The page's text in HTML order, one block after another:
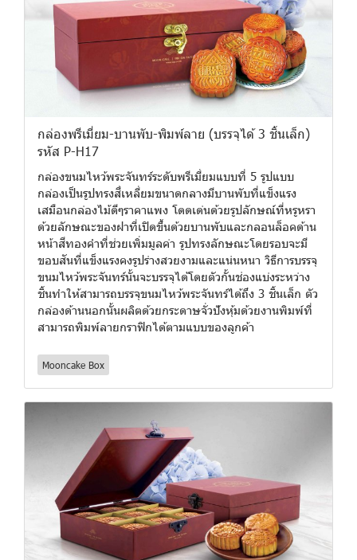
กล่องพรีเมี่ยม-บานพับ-พิมพ์ลาย (บรรจุได้ 3 ชิ้นเล็ก)
รหัส P-H17
กล่องขนมไหว้พระจันทร์ระดับพรีเมี่ยมแบบที่ 5 รูปแบบ
กล่องเป็นรูปทรงสี่เหลี่ยมขนาดกลางมีบานพับที่แข็งแรง
เสมือนกล่องไม้ดีๆราคาแพง โดดเด่นด้วยรูปลักษณ์ที่หรูหรา
ด้วยลักษณะของฝาที่เปิดขึ้นด้วยบานพับและกลอนล็อคด้าน
หน้าสีทองคำที่ช่วยเพิ่มมูลค่า รูปทรงลักษณะโดยรอบจะมี
ขอบสันที่แข็งแรงคงรูปร่างสวยงามและแน่นหนา วิธีการบรรจุ
ขนมไหว้พระจันทร์นั้นจะบรรจุได้โดยตัวกั้นช่องแบ่งระหว่าง
ชิ้นทำให้สามารถบรรจุขนมไหว้พระจันทร์ได้ถึง 3 ชิ้นเล็ก ตัว
กล่องด้านนอกนั้นผลิตด้วยกระดาษจั่วปังหุ้มด้วยงานพิมพ์ที่
สามารถพิมพ์ลายกราฟิกได้ตามแบบของลูกค้า
Mooncake Box